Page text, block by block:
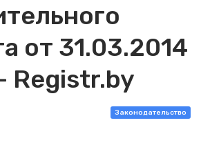
от 31.03.2014
Registr.by
Законодательство